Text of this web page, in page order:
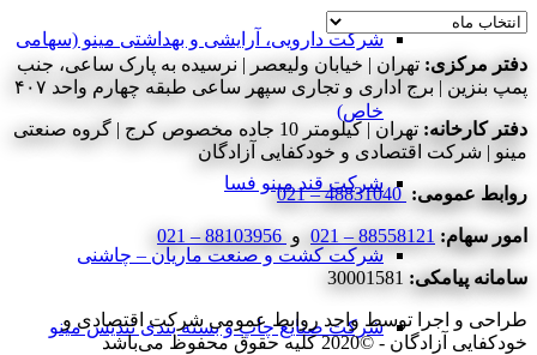
شرکت دارویی، آرایشی و بهداشتی مینو (سهامی
خاص)
شرکت قند مینو فسا
شرکت کشت و صنعت ماریان – چاشنی
شرکت صنایع چاپ و بسته بندی تندیس مینو
بایگانی‌ها
دفتر مرکزی: تهران | خیابان ولیعصر | نرسیده به پارک ساعی، جنب
پمپ بنزین | برج اداری و تجاری سپهر ساعی طبقه چهارم واحد ۴۰۷
دفتر کارخانه:
تهران | کیلومتر 10 جاده مخصوص کرج | گروه صنعتی
مینو | شرکت اقتصادی و خودکفایی آزادگان
روابط عمومی: 48831040 – 021
امور سهام: 88558121 – 021 و
سامانه پیامکی:
طراحی و اجرا توسط واحد روابط عمومی شرکت اقتصادی و
خودکفایی آزادگان - ©2020 کلیه حقوق محفوظ می‌باشد